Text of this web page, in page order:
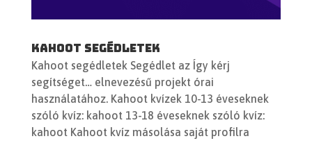
Kahoot segédletek
Kahoot segédletek Segédlet az Így kérj
segítséget… elnevezésű projekt órai
használatához. Kahoot kvízek 10-13 éveseknek
szóló kvíz: kahoot 13-18 éveseknek szóló kvíz:
kahoot Kahoot kvíz másolása saját profilra